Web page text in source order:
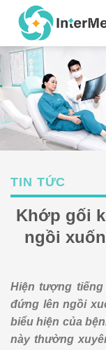
content
TIN TỨC
Khớp gối
ngồi
Hiện tượng
đứng lên ngồi
biểu hiện của
này thường